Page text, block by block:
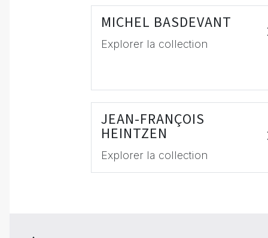
MICHEL BASDEVANT
Explorer la collection
JEAN-FRANÇOIS
HEINTZEN
Explorer la collection